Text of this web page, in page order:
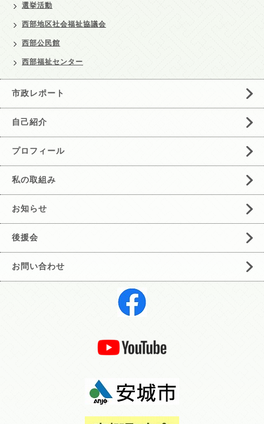
選挙活動
西部地区社会福祉協議会
西部公民館
西部福祉センター
市政レポート
自己紹介
プロフィール
私の取組み
お知らせ
後援会
お問い合わせ